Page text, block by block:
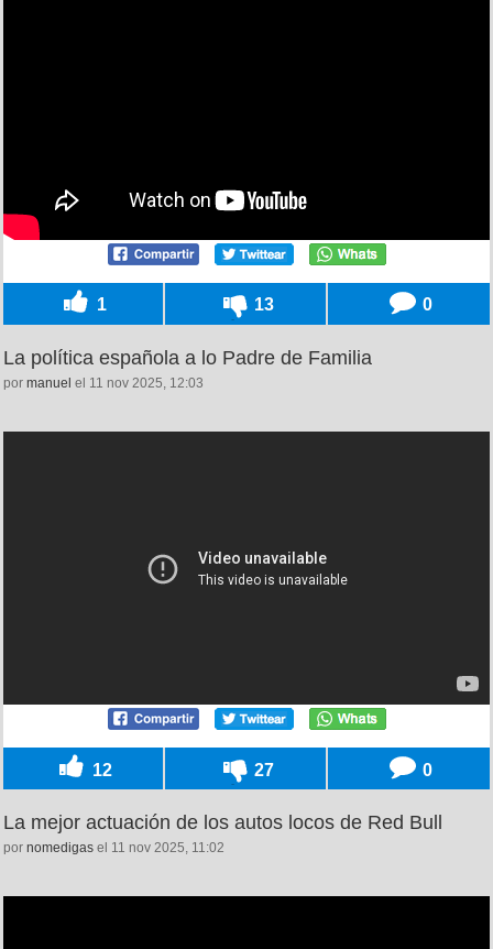
1 13 0
La política española a lo Padre de Familia
por manuel el 11 nov 2025, 12:03
12 27 0
La mejor actuación de los autos locos de Red Bull
por nomedigas el 11 nov 2025, 11:02